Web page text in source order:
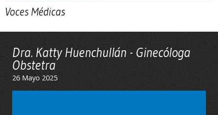
Voces Médicas
Dra. Katty Huenchullán - Ginecóloga
Obstetra
26 Mayo 2025